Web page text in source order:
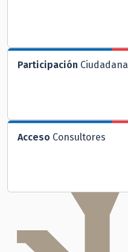
Participación Ciudadana
Acceso Consultores